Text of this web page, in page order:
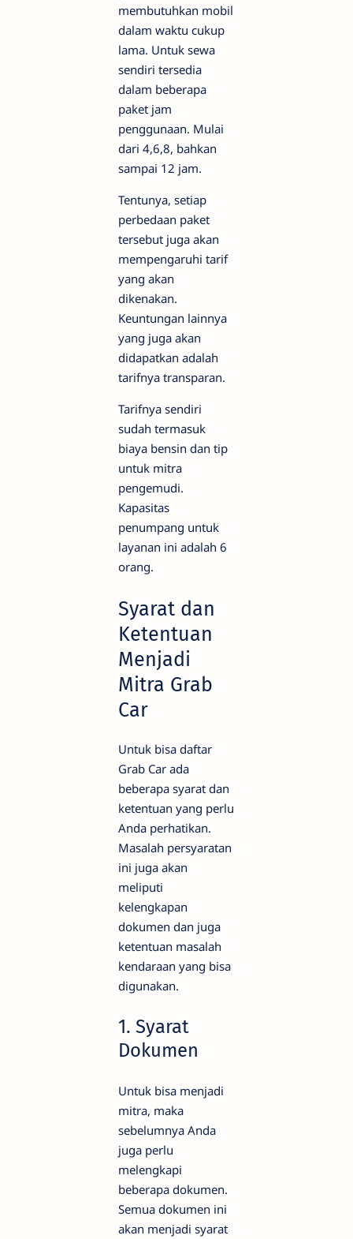
membutuhkan mobil
dalam waktu cukup
lama. Untuk sewa
sendiri tersedia
dalam beberapa
paket jam
penggunaan. Mulai
dari 4,6,8, bahkan
sampai 12 jam.
Tentunya, setiap
perbedaan paket
tersebut juga akan
mempengaruhi tarif
yang akan
dikenakan.
Keuntungan lainnya
yang juga akan
didapatkan adalah
tarifnya transparan.
Tarifnya sendiri
sudah termasuk
biaya bensin dan tip
untuk mitra
pengemudi.
Kapasitas
penumpang untuk
layanan ini adalah 6
orang.
Syarat dan
Ketentuan
Menjadi
Mitra Grab
Car
Untuk bisa daftar
Grab Car ada
beberapa syarat dan
ketentuan yang perlu
Anda perhatikan.
Masalah persyaratan
ini juga akan
meliputi
kelengkapan
dokumen dan juga
ketentuan masalah
kendaraan yang bisa
digunakan.
1. Syarat
Dokumen
Untuk bisa menjadi
mitra, maka
sebelumnya Anda
juga perlu
melengkapi
beberapa dokumen.
Semua dokumen ini
akan menjadi syarat